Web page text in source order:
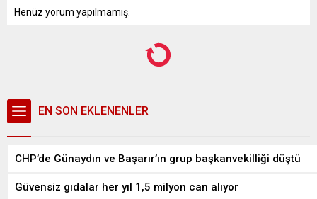
Henüz yorum yapılmamış.
EN SON EKLENENLER
CHP’de Günaydın ve Başarır’ın grup başkanvekilliği düştü
Güvensiz gıdalar her yıl 1,5 milyon can alıyor